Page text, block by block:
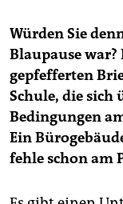
Würden Sie
Blaupause war?
gepfefferten
Schule, die sich
Bedingungen
Ein
fehle schon am